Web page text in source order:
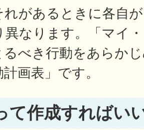
れがあるときに各自
異なります。「マイ
るべき行動をあらか
画表」です。
て作成すればい